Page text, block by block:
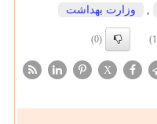
, وزارت بهداشت
(0)
X